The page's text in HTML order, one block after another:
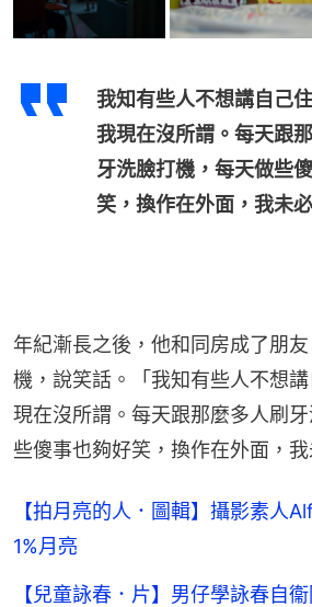
我知有些人不想講自己
我現在沒所謂。每天跟
牙洗臉打機，每天做些
笑，換作在外面，我未
年紀漸長之後，他和同房成了朋
機，說笑話。「我知有些人不想
現在沒所謂。每天跟那麼多人刷
些傻事也夠好笑，換作在外面，我
【拍月亮的人．圖輯】攝影素人
1%月亮
【兒童詠春．片】男仔學詠春自